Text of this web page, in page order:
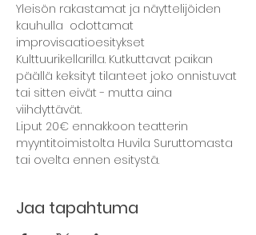
Yleisön rakastamat ja näyttelijöiden
kauhulla  odottamat
improvisaatioesitykset
Kulttuurikellarilla. Kutkuttavat paikan
päällä keksityt tilanteet joko onnistuvat
tai sitten eivät - mutta aina
Liput 20€ ennakkoon teatterin
myyntitoimistolta Huvila Suruttomasta
Jaa tapahtuma